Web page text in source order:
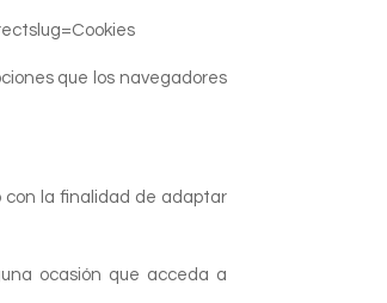
que los navegadores
con la finalidad de adaptar
ocasión que acceda a